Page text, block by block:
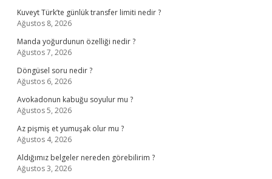
Kuveyt Türk’te günlük transfer limiti nedir ?
Ağustos 8, 2026
Manda yoğurdunun özelliği nedir ?
Ağustos 7, 2026
Döngüsel soru nedir ?
Ağustos 6, 2026
Avokadonun kabuğu soyulur mu ?
Ağustos 5, 2026
Az pişmiş et yumuşak olur mu ?
Ağustos 4, 2026
Aldığımız belgeler nereden görebilirim ?
Ağustos 3, 2026